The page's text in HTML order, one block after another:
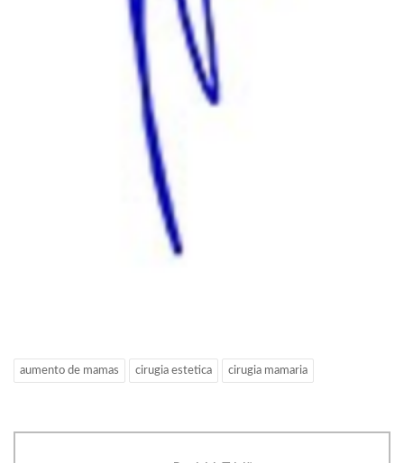
aumento de mamas cirugia estetica cirugia mamaria